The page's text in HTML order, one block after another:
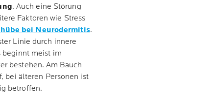
. Auch eine Störung
Faktoren wie Stress
bei Neurodermitis.
Linie durch innere
beginnt meist im
bestehen. Am Bauch
bei älteren Personen ist
betroffen.